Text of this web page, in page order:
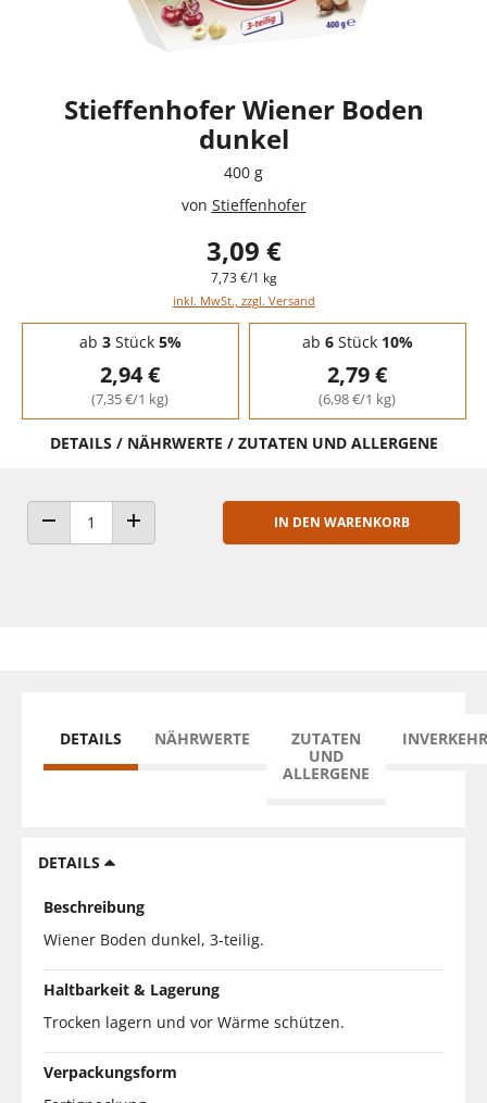
Stieffenhofer Wiener Boden
dunkel
400 g
von Stieffenhofer
3,09 €
7,73 €/1 kg
inkl. MwSt., zzgl. Versand
Staffelpreise - Mengenrabatt
ab 3Stück 5%
2,94 €
(7,35 €/1 kg)
ab 6Stück 10%
2,79 €
(6,98 €/1 kg)
DETAILS / NÄHRWERTE / ZUTATEN UND ALLERGENE
ANZAHL VERRINGERNANZAHL ERHÖHEN
IN DEN WARENKORB
DETAILS NÄHRWERTE
ZUTATEN
UND
ALLERGENE
DETAILS
Beschreibung
Wiener Boden dunkel, 3-teilig.
Haltbarkeit & Lagerung
Trocken lagern und vor Wärme schützen.
Verpackungsform